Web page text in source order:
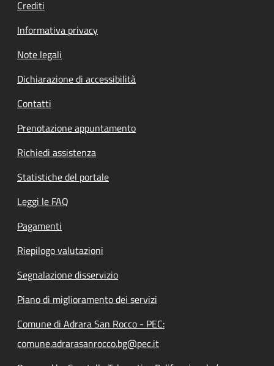
Crediti
Informativa privacy
Note legali
Dichiarazione di accessibilità
Contatti
Prenotazione appuntamento
Richiedi assistenza
Statistiche del portale
Leggi le FAQ
Pagamenti
Riepilogo valutazioni
Segnalazione disservizio
Piano di miglioramento dei servizi
Comune di Adrara San Rocco - PEC:
comune.adrarasanrocco.bg@pec.it